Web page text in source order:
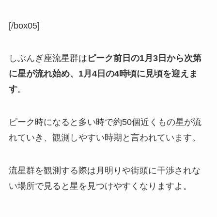
[/box05]
しぶんぎ座流星群は ピーク前日の1月3日から次第
に星が流れ始め、1月4日の4時頃に見頃を迎えま
す。
ピーク時になると多い時で約50個近くもの星が流
れていき、観測しやすい時期と言われています。
流星群を観測する際は月明りや街頭に干渉されな
い場所で見ると星を見つけやすくなりますよ。